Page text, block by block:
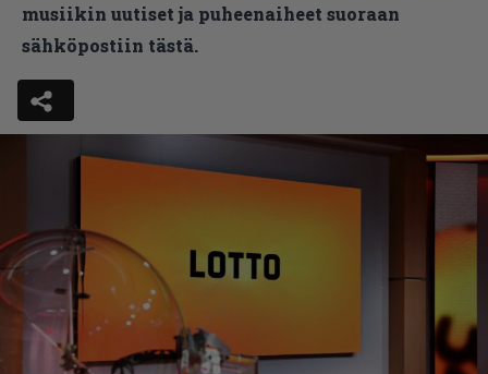
musiikin uutiset ja puheenaiheet suoraan
sähköpostiin tästä.